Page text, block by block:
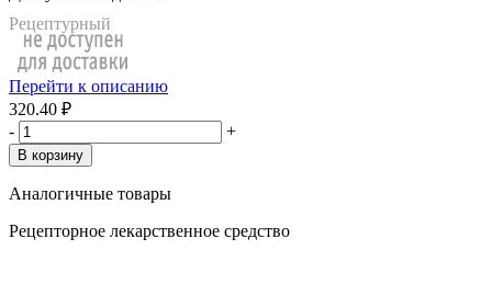
Рецептурный
Перейти к описанию
320.40 ₽
-
+
В корзину
Аналогичные товары
Рецепторное лекарственное средство